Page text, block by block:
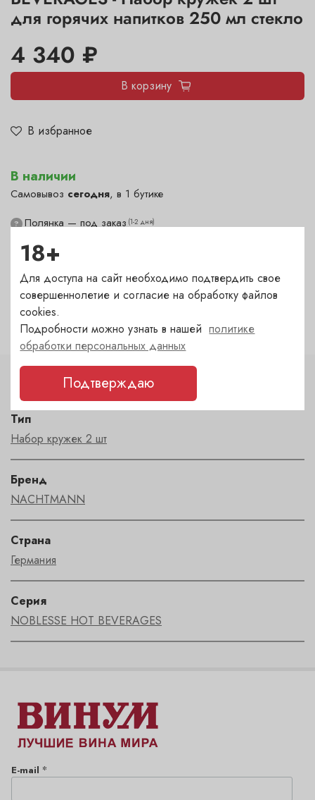
для горячих напитков 250 мл стекло
В избранное
4 340 ₽
В корзину
В наличии
Самовывоз сегодня, в 1 бутике
Гранатный — под заказ
? Полянка — под заказ (1-2 дня)
✓ Пречистенка — в наличии(сегодня)
Садовническая — под заказ(1-2 дня)
Сухаревка — под заказ
Характеристики
Тип
Набор кружек 2 шт
Бренд
NACHTMANN
Страна
Германия
Серия
NOBLESSE HOT BEVERAGES
E-mail *
18+
Для доступа на сайт необходимо подтвердить свое
совершеннолетие и согласие на обработку файлов
cookies.
Подробности можно узнать в нашейполитике
обработки персональных данных
Подтверждаю